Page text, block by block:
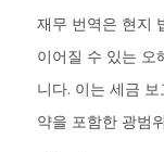
재무 번역은 현지
이어질 수 있는 오
니다. 이는 세금
약을 포함한 광범